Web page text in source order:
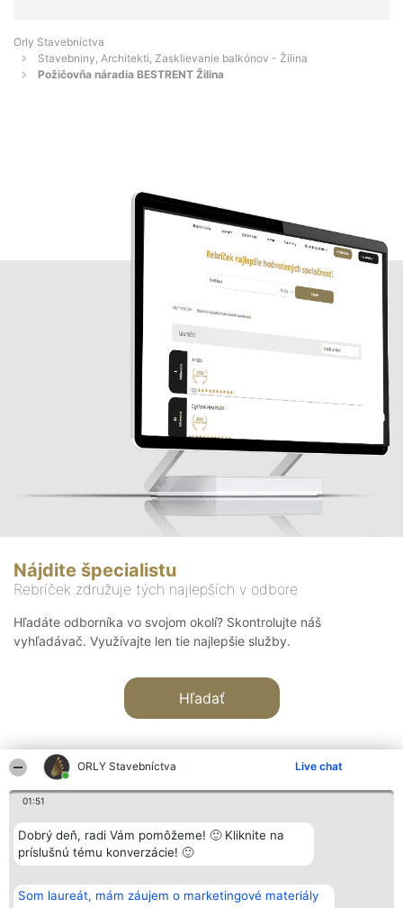
ORLY Stavebníctva Live chat
01:51
Dobrý deň, radi Vám pomôžeme! 🙂 Kliknite na
príslušnú tému konverzácie! 🙂
Som laureát, mám záujem o marketingové materiály
Orly Stavebníctva
Stavebniny, Architekti, Zasklievanie balkónov - Žilina
Požičovňa náradia BESTRENT Žilina
Nájdite špecialistu
Rebríček združuje tých najlepších v odbore
Hľadáte odborníka vo svojom okolí? Skontrolujte náš
vyhľadávač. Využívajte len tie najlepšie služby.
Hľadať
Organizátor hodnotenia
Bright Side Solutions sp. z o.
o. sp. k.
Wrocław 50-079
KRS 0000749100 | Regon
Hodnotenie
Laureáti
Lista
Laureatów
Podmienky
Kontakt
Kontakt